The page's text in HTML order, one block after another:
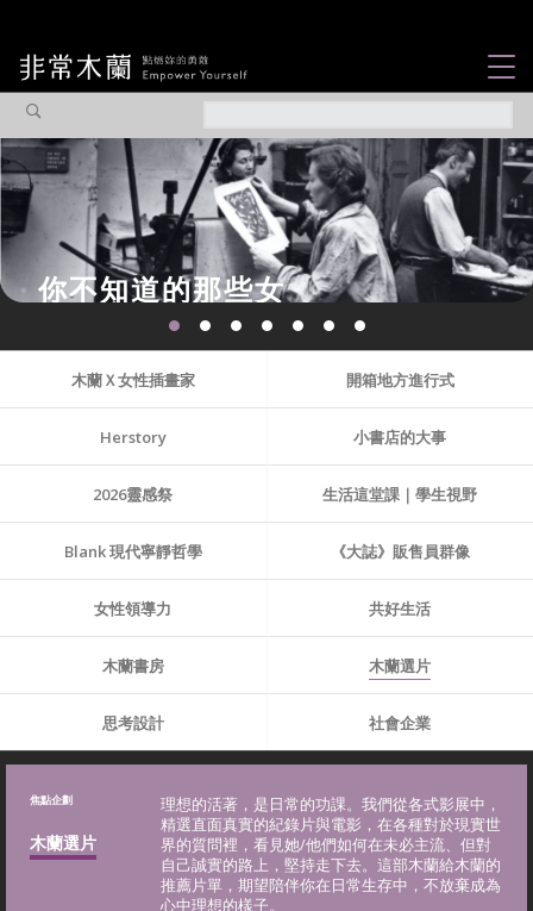
觀點專欄
焦點企劃
社會企業
認識我們
木蘭Ｘ女性插畫家 開箱地方進行式
Herstory 小書店的大事
2026靈感祭 生活這堂課｜學生視野
Blank 現代寧靜哲學 《大誌》販售員群像
女性領導力 共好生活
木蘭書房 木蘭選片
思考設計 社會企業
焦點企劃
木蘭選片
理想的活著，是日常的功課。我們從各式影展中，
精選直面真實的紀錄片與電影，在各種對於現實世
界的質問裡，看見她/他們如何在未必主流、但對
自己誠實的路上，堅持走下去。這部木蘭給木蘭的
推薦片單，期望陪伴你在日常生存中，不放棄成為
心中理想的樣子。